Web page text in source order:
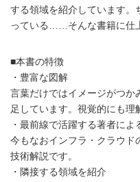
する領域を紹介しています。
っている……そんな書籍に仕
■本書の特徴
・豊富な図解
言葉だけではイメージがつか
足しています。視覚的にも理
・最前線で活躍する著者によ
今もなおインフラ・クラウド
技術解説です。
・隣接する領域を紹介